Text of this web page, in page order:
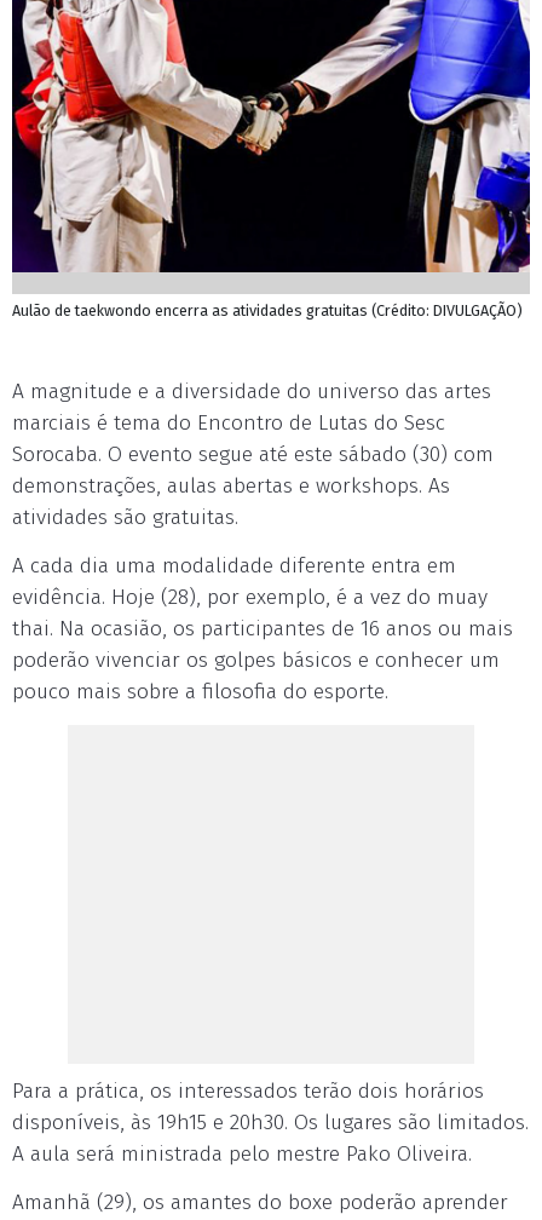
Aulão de taekwondo encerra as atividades gratuitas (Crédito: DIVULGAÇÃO)
A magnitude e a diversidade do universo das artes
marciais é tema do Encontro de Lutas do Sesc
Sorocaba. O evento segue até este sábado (30) com
demonstrações, aulas abertas e workshops. As
atividades são gratuitas.
A cada dia uma modalidade diferente entra em
evidência. Hoje (28), por exemplo, é a vez do muay
thai. Na ocasião, os participantes de 16 anos ou mais
poderão vivenciar os golpes básicos e conhecer um
pouco mais sobre a filosofia do esporte.
Para a prática, os interessados terão dois horários
disponíveis, às 19h15 e 20h30. Os lugares são limitados.
A aula será ministrada pelo mestre Pako Oliveira.
Amanhã (29), os amantes do boxe poderão aprender